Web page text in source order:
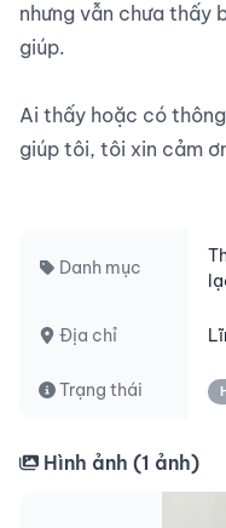
nhưng vẫn chưa thấy
giúp.
Ai thấy hoặc có
giúp tôi, tôi xin cảm
Danh mục
Địa chỉ
Trạng thái
Hình ảnh (1 ảnh)